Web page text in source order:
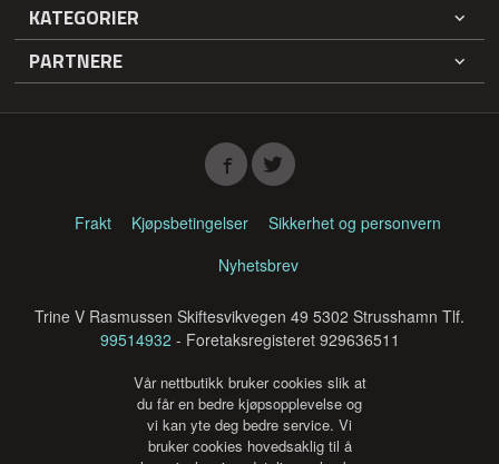
KATEGORIER
PARTNERE
Frakt Kjøpsbetingelser
Sikkerhet og personvern
Nyhetsbrev
Trine V Rasmussen Skiftesvikvegen 49 5302 Strusshamn Tlf.
99514932 - Foretaksregisteret 929636511
Vår nettbutikk bruker cookies slik at
du får en bedre kjøpsopplevelse og
vi kan yte deg bedre service. Vi
bruker cookies hovedsaklig til å